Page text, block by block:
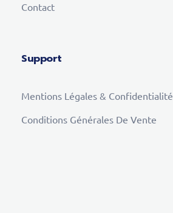
Contact
Support
Mentions Légales & Confidentialité
Conditions Générales De Vente